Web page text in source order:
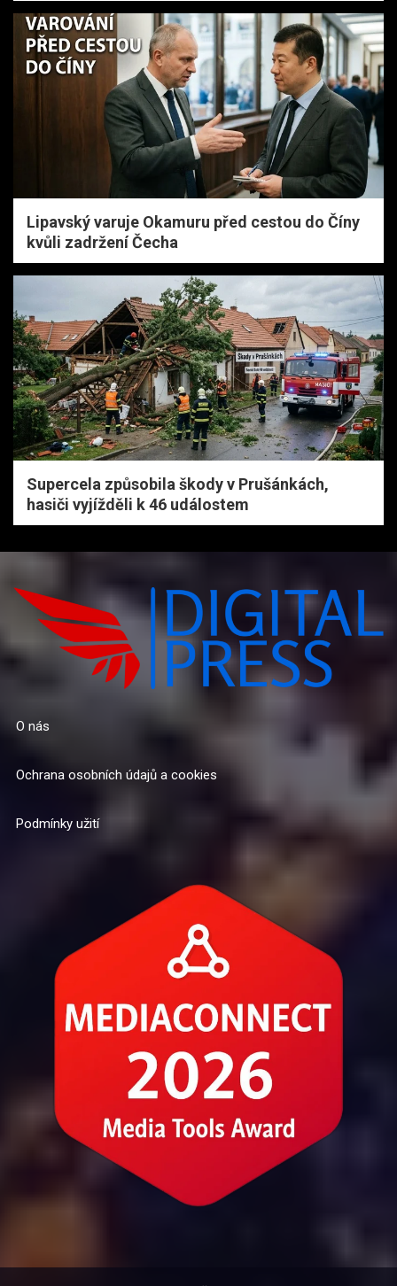
Lipavský varuje Okamuru před cestou do Číny
kvůli zadržení Čecha
Supercela způsobila škody v Prušánkách,
hasiči vyjížděli k 46 událostem
O nás
Ochrana osobních údajů a cookies
Podmínky užití